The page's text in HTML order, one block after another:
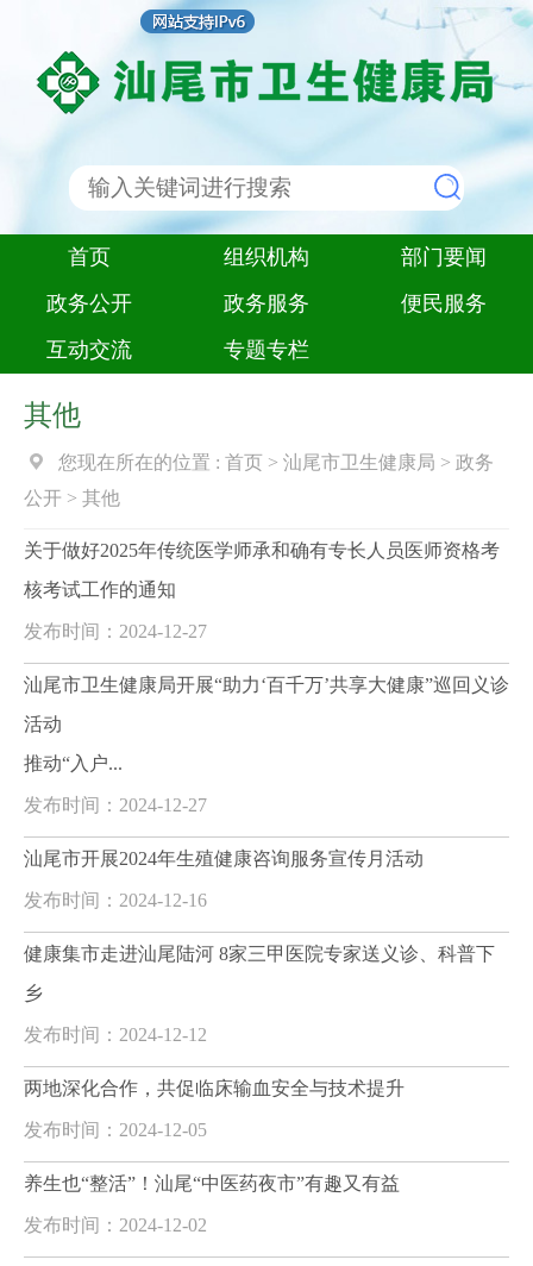
首页 组织机构
部门要闻
政务公开
政务服务
便民服务
互动交流
专题专栏
其他
您现在所在的位置 : 首页 > 汕尾市卫生健康局 > 政务
公开 > 其他
关于做好2025年传统医学师承和确有专长人员医师资格考
核考试工作的通知
发布时间：2024-12-27
汕尾市卫生健康局开展“助力‘百千万’共享大健康”巡回义诊
活动
推动“入户...
发布时间：2024-12-27
汕尾市开展2024年生殖健康咨询服务宣传月活动
发布时间：2024-12-16
健康集市走进汕尾陆河 8家三甲医院专家送义诊、科普下
乡
发布时间：2024-12-12
两地深化合作，共促临床输血安全与技术提升
发布时间：2024-12-05
养生也“整活”！汕尾“中医药夜市”有趣又有益
发布时间：2024-12-02